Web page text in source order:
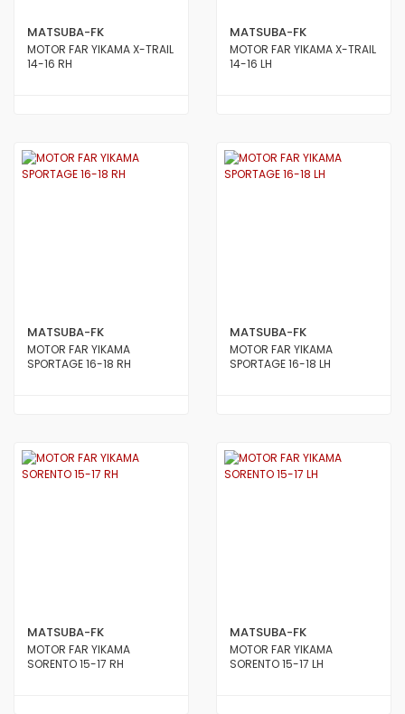
MATSUBA-FK
MOTOR FAR YIKAMA X-TRAIL
14-16 RH
MATSUBA-FK
MOTOR FAR YIKAMA X-TRAIL
14-16 LH
MATSUBA-FK
MOTOR FAR YIKAMA
SPORTAGE 16-18 RH
MATSUBA-FK
MOTOR FAR YIKAMA
SPORTAGE 16-18 LH
MATSUBA-FK
MOTOR FAR YIKAMA
SORENTO 15-17 RH
MATSUBA-FK
MOTOR FAR YIKAMA
SORENTO 15-17 LH